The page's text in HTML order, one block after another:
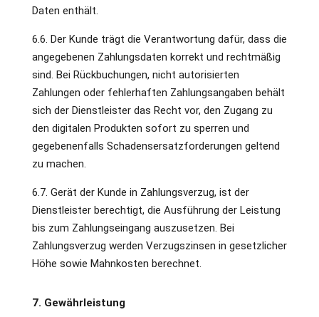
Daten enthält.
6.6. Der Kunde trägt die Verantwortung dafür, dass die
angegebenen Zahlungsdaten korrekt und rechtmäßig
sind. Bei Rückbuchungen, nicht autorisierten
Zahlungen oder fehlerhaften Zahlungsangaben behält
sich der Dienstleister das Recht vor, den Zugang zu
den digitalen Produkten sofort zu sperren und
gegebenenfalls Schadensersatzforderungen geltend
zu machen.
6.7. Gerät der Kunde in Zahlungsverzug, ist der
Dienstleister berechtigt, die Ausführung der Leistung
bis zum Zahlungseingang auszusetzen. Bei
Zahlungsverzug werden Verzugszinsen in gesetzlicher
Höhe sowie Mahnkosten berechnet.
7. Gewährleistung